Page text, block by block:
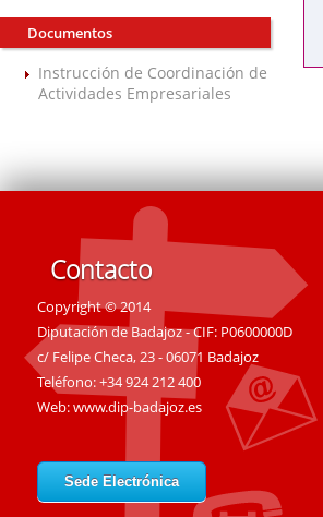
Documentos
Instrucción de Coordinación de
Actividades Empresariales
Contacto
Copyright © 2014
Diputación de Badajoz - CIF: P0600000D
c/ Felipe Checa, 23 - 06071 Badajoz
Teléfono: +34 924 212 400
Web:www.dip-badajoz.es
Sede Electrónica